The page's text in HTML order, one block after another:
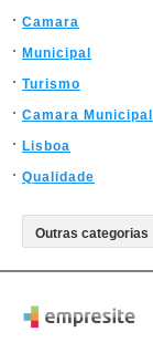
Camara
Municipal
Turismo
Camara Municipal
Lisboa
Qualidade